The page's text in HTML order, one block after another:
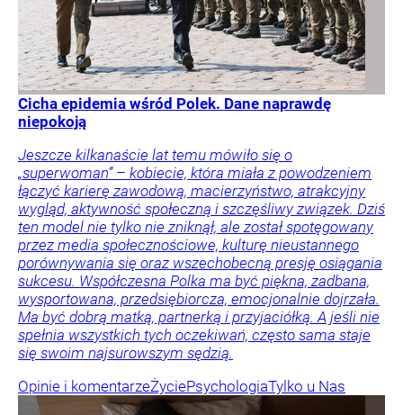
Cicha epidemia wśród Polek. Dane naprawdę
niepokoją
Jeszcze kilkanaście lat temu mówiło się o
„superwoman” – kobiecie, która miała z powodzeniem
łączyć karierę zawodową, macierzyństwo, atrakcyjny
wygląd, aktywność społeczną i szczęśliwy związek. Dziś
ten model nie tylko nie zniknął, ale został spotęgowany
przez media społecznościowe, kulturę nieustannego
porównywania się oraz wszechobecną presję osiągania
sukcesu. Współczesna Polka ma być piękna, zadbana,
wysportowana, przedsiębiorcza, emocjonalnie dojrzała.
Ma być dobrą matką, partnerką i przyjaciółką. A jeśli nie
spełnia wszystkich tych oczekiwań, często sama staje
się swoim najsurowszym sędzią.
Opinie i komentarzeŻyciePsychologiaTylko u Nas